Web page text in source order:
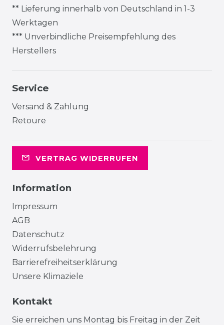
** Lieferung innerhalb von Deutschland in 1-3
Werktagen
*** Unverbindliche Preisempfehlung des
Herstellers
Service
Versand & Zahlung
Retoure
VERTRAG WIDERRUFEN
Information
Impressum
AGB
Datenschutz
Widerrufsbelehrung
Barrierefreiheitserklärung
Unsere Klimaziele
Kontakt
Sie erreichen uns Montag bis Freitag in der Zeit